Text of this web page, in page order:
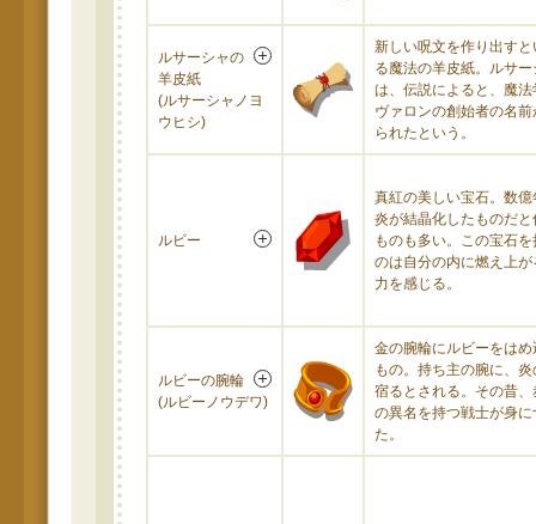
ルサーシャの
羊皮紙
(ルサーシャノヨ
ウヒシ)
新しい呪文を作り出すと
る魔法の羊皮紙。ルサー
は、伝説によると、魔法
ヴァロンの創始者の名前
られたという。
ルビー
真紅の美しい宝石。数億
炎が結晶化したものだと
ものも多い。この宝石
のは自分の内に燃え上が
力を感じる。
ルビーの腕輪
(ルビーノウデワ)
金の腕輪にルビーをはめ
もの。持ち主の腕に、
宿るとされる。その昔、
の異名を持つ戦士が身に
た。